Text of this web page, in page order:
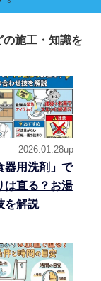
施工・知識を
2026.01.28up
器用洗剤」で
は直る？お湯
を解説